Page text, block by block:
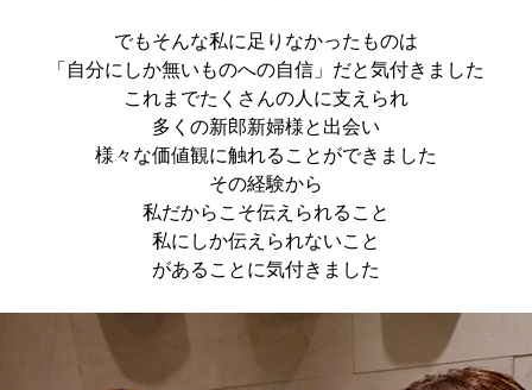
でもそんな私に足りなかったものは
「自分にしか無いものへの自信」だと気付きました
これまでたくさんの人に支えられ
多くの新郎新婦様と出会い
様々な価値観に触れることができました
その経験から
私だからこそ伝えられること
私にしか伝えられないこと
があることに気付きました